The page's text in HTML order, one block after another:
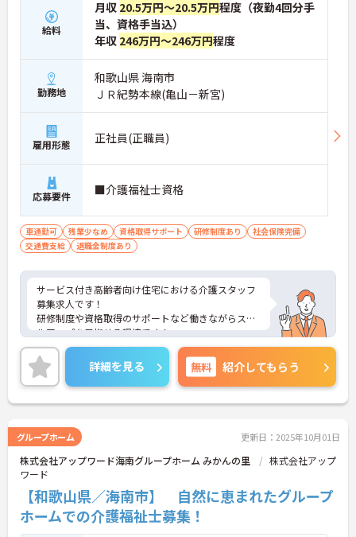
給料
月収 20.5万円～20.5万円程度（夜勤4回分手
当、資格手当込）
年収 246万円～246万円程度
勤務地
和歌山県 海南市
ＪＲ紀勢本線(亀山－新宮)
雇用形態 正社員(正職員)
応募要件 ■介護福祉士資格
車通勤可 残業少なめ 資格取得サポート 研修制度あり
社会保険完備
交通費支給
退職金制度あり
サービス付き高齢者向け住宅における介護スタッフ
募集求人です！
研修制度や資格取得のサポートなど働きながらスキ
ルアップを目指せる環境です！
ご興味ある方には、面接のポイントなど、さらに詳
細をお話致しますのでお気軽にご相談ください。
詳細を見る 無料 紹介してもらう
グループホーム 更新日：2025年10月01日
株式会社アップワード海南グループホーム みかんの里
株式会社アップ
ワード
【和歌山県／海南市】 自然に恵まれたグループ
ホームでの介護福祉士募集！